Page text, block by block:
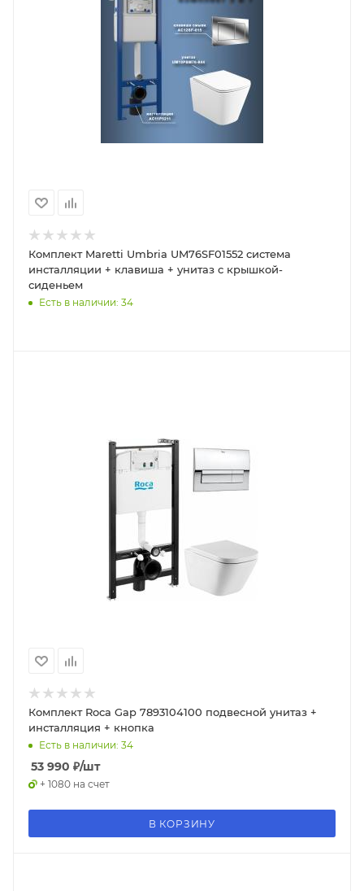
Комплект Maretti Umbria UM76SF01552 система
инсталляции + клавиша + унитаз с крышкой-
сиденьем
Есть в наличии: 34
Комплект Roca Gap 7893104100 подвесной унитаз +
инсталляция + кнопка
Есть в наличии: 34
53 990 ₽/шт
+ 1080 на счет
В КОРЗИНУ